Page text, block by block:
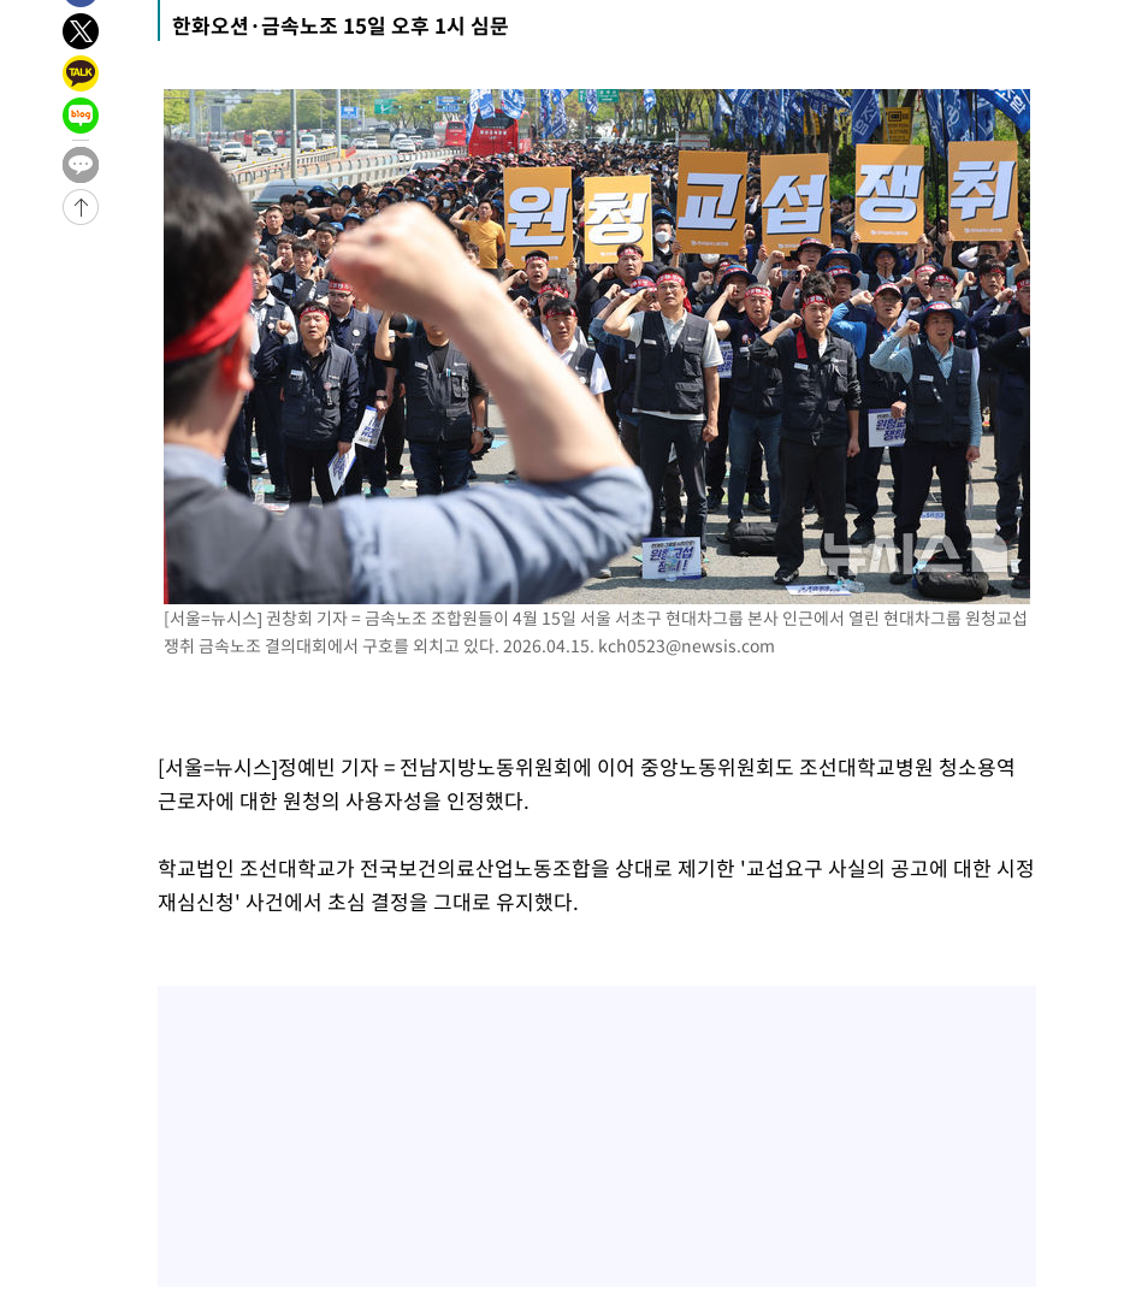
-5571초 전 >
[속보]규제합리화위원회 부위원장에 김태유 서울대 공대 교수…이병
태 후임
-1929초 전 >
[속보]국힘 윤리위, '돌려차기 발언' 진종오·서범수 징계 절차 개시
45분 전 >
-32230초 전 >
[속보] 미 사업체, 일자리 7월에 2.3만 개 줄어…실업률은 4.1%로
-28093초 전 >
[속보]이 대통령 "부동산 공급 기존 사고방식 매달리지 말고 과감히
실천"
-27178초 전 >
이란, "오만과 '중앙 단일 루트' 합의…북쪽 인바운드·남쪽 아웃바
운드는 임시"
-18746초 전 >
"낮 기온 소폭 하락"…수도권 폭염중대경보, 폭염경보로 하향
[속보]이 대통령, '호우피해' 안동·의성 관할 4개 면 특별재난지역
[단독]중수청 지원 검사들, 정원 초과 시 낮은 계급 임용…희망지 못
낮 최고 37도 찜통더위…곳곳 소나기·강원 많은 비[내일날씨]
SK하이닉스, 용인·청주 팹에 54조 투자…"AI 메모리 수요 선제 대
여자배구 이재영·이다영 자매, 아제르바이잔 투란VC 입단
외국인 심판 성 접대 7경기 들여다보니…한국 축구 '5승 2무'
[속보]코스닥, 2.86포인트(0.36%) 내린 798.81마감
[속보]코스피, 6200선 약보합…0.60% 내린 6258.77에 마쳐
[속보]원·달러 환율, 7.7원 내린 1416.1원 마감
[속보] 노원서 40.1도 관측…서울, 2018년 이후 첫 40도
[속보]종합특검, '계엄 수용공간 확보' 신용해 前교정본부장 기소
외신들도 주목한 韓축구 파문…"국민적 공분에 수사 재개"
11시간 압수수색에 성접대 파문까지…'쑥대밭' 된 축구협회
[속보] 7월 중국 수출 23.9%↑ 수입 27.5%↑…무역총액 25.3%↑
한화오션·금속노조 15일 오후 1시 심문
[서울=뉴시스] 권창회 기자 = 금속노조 조합원들이 4월 15일 서울 서초구 현대차그룹 본사 인근에서 열린 현대차그룹 원청교섭
쟁취 금속노조 결의대회에서 구호를 외치고 있다. 2026.04.15. kch0523@newsis.com
[서울=뉴시스]정예빈 기자 = 전남지방노동위원회에 이어 중앙노동위원회도 조선대학교병원 청소용역
근로자에 대한 원청의 사용자성을 인정했다.
학교법인 조선대학교가 전국보건의료산업노동조합을 상대로 제기한 '교섭요구 사실의 공고에 대한 시정
재심신청' 사건에서 초심 결정을 그대로 유지했다.